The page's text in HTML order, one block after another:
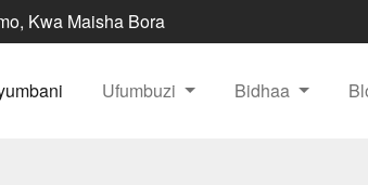
Kwa Maisha Bora
Ufumbuzi Bidhaa